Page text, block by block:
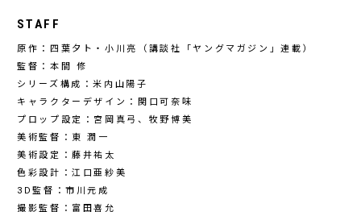
STAFF
原作：四葉夕ト・小川亮（講談社「ヤングマガジン」連載）
監督：本間 修
シリーズ構成：米内山陽子
キャラクターデザイン：関口可奈味
プロップ設定：宮岡真弓、牧野博美
美術監督：東 潤一
美術設定：藤井祐太
色彩設計：江口亜紗美
3D監督：市川元成
撮影監督：富田喜允